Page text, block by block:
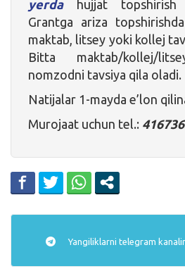
yerdahujjat topshirish
Grantga ariza
maktab, litsey yoki kollej
Bitta maktab/kollej/
nomzodni tavsiya qila oladi.
Natijalar 1-mayda e’lon
Murojaat uchun tel.:
Yangiliklarni telegram